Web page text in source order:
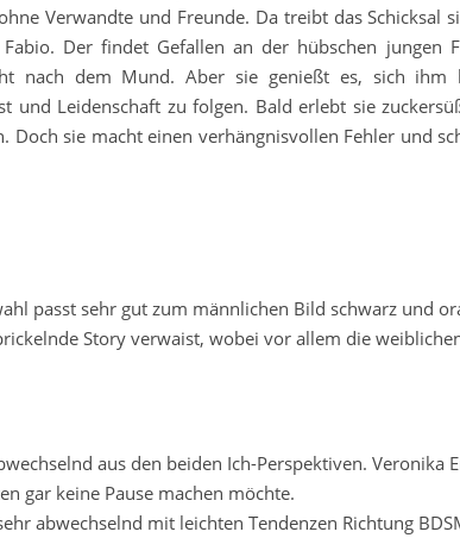
Verwandte und Freunde. Da treibt das Schicksal
Der findet Gefallen an der hübschen jungen
nach dem Mund. Aber sie genießt es, sich ihm
Leidenschaft zu folgen. Bald erlebt sie
sie macht einen verhängnisvollen Fehler und
passt sehr gut zum männlichen Bild schwarz und
Story verwaist, wobei vor allem die
aus den beiden Ich-Perspektiven. Veronika
gar keine Pause machen möchte.
abwechselnd mit leichten Tendenzen Richtung